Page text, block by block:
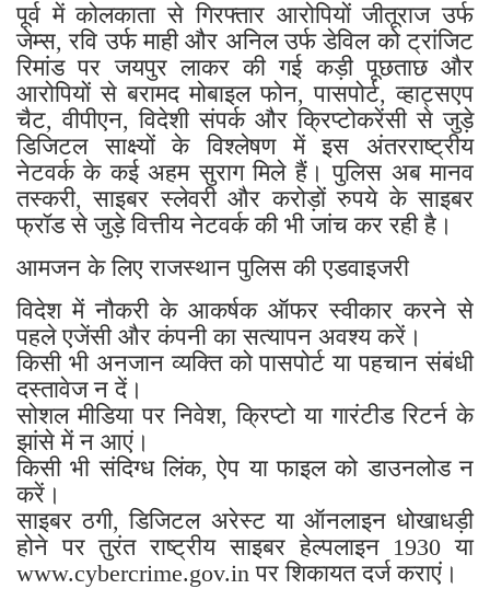
पूर्व में कोलकाता से गिरफ्तार आरोपियों जीतूराज उर्फ
जेम्स, रवि उर्फ माही और अनिल उर्फ डेविल को ट्रांजिट
रिमांड पर जयपुर लाकर की गई कड़ी पूछताछ और
आरोपियों से बरामद मोबाइल फोन, पासपोर्ट, व्हाट्सएप
चैट, वीपीएन, विदेशी संपर्क और क्रिप्टोकरेंसी से जुड़े
डिजिटल साक्ष्यों के विश्लेषण में इस अंतरराष्ट्रीय
नेटवर्क के कई अहम सुराग मिले हैं। पुलिस अब मानव
तस्करी, साइबर स्लेवरी और करोड़ों रुपये के साइबर
फ्रॉड से जुड़े वित्तीय नेटवर्क की भी जांच कर रही है।
आमजन के लिए राजस्थान पुलिस की एडवाइजरी
विदेश में नौकरी के आकर्षक ऑफर स्वीकार करने से
पहले एजेंसी और कंपनी का सत्यापन अवश्य करें।
किसी भी अनजान व्यक्ति को पासपोर्ट या पहचान संबंधी
दस्तावेज न दें।
सोशल मीडिया पर निवेश, क्रिप्टो या गारंटीड रिटर्न के
झांसे में न आएं।
किसी भी संदिग्ध लिंक, ऐप या फाइल को डाउनलोड न
करें।
साइबर ठगी, डिजिटल अरेस्ट या ऑनलाइन धोखाधड़ी
होने पर तुरंत राष्ट्रीय साइबर हेल्पलाइन 1930 या
www.cybercrime.gov.in पर शिकायत दर्ज कराएं।